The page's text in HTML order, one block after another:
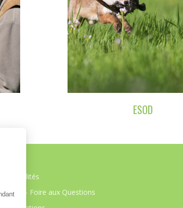
ESOD
Actualités
FAQ – Foire aux Questions